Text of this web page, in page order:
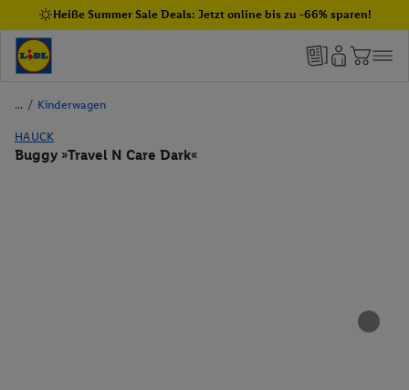
Heiße Summer Sale Deals: Jetzt online bis zu -66% sparen!
/ Kinderwagen
HAUCK
Buggy »Travel N Care Dark«